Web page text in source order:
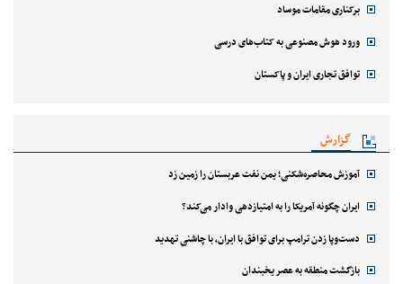
برکناری مقامات موساد
ورود هوش مصنوعی به کتاب‌های درسی
توافق تجاری ایران و پاکستان
گزارش
آموزش محاصره‌شکنی؛ یمن نفت عربستان را زمین زد
ایران چگونه آمریکا را به امتیازدهی وادار می‌کند؟
دست‌وپا زدن ترامپ برای توافق با ایران، با چاشنی تهدید
بازگشت منطقه به عصر یخبندان